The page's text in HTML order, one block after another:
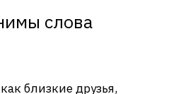
слова
близкие друзья,